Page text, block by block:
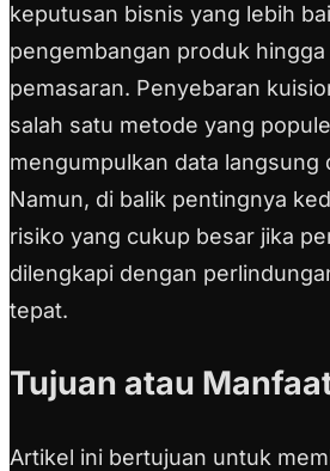
keputusan bisnis yang lebih
pengembangan produk
pemasaran. Penyebaran
salah satu metode yang
mengumpulkan data langsung
Namun, di balik pentingnya
risiko yang cukup besar jika
dilengkapi dengan
tepat.
Tujuan atau
Artikel ini bertujuan untuk